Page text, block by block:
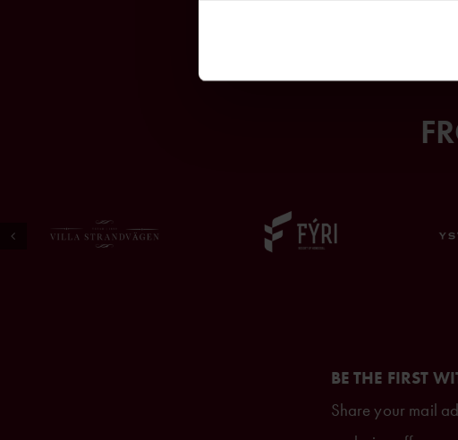
BE THE FIRST
Share your mail